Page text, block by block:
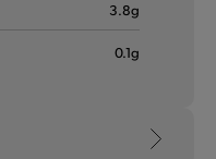
3.8g
0.1g